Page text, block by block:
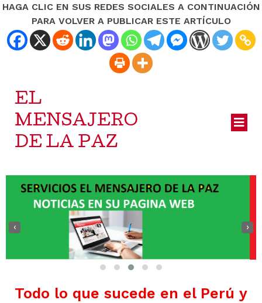
HAGA CLIC EN SUS REDES SOCIALES A CONTINUACIÓN
PARA VOLVER A PUBLICAR ESTE ARTÍCULO
EL
MENSAJERO
DE LA PAZ
‹ ›
Todo lo que sucede en el Perú y